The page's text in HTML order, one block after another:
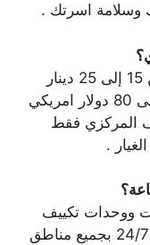
وسلامة اسرتك .
يتراوح سعر تصليح تكييف مركزي من 15 إلى 25 دينار
طويتي أو ما يعادلها في الدولار 50 إلى 80 دولار امريكي
المركزي فقط
.
ووحدات تكييف
مركزي 24 ساعة جميع ايام الاسبوع 24/7 بجميع مناطق